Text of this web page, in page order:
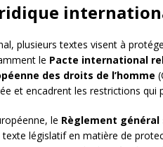
plusieurs textes visent à
le Pacte international
des droits de l’homme
et encadrent les restrictions qui
le Règlement
législatif en matière de